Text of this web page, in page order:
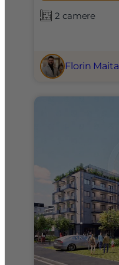
2 camere
Florin Maita